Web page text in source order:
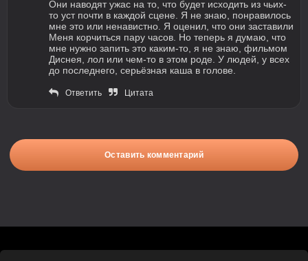
Они наводят ужас на то, что будет исходить из чьих-
то уст почти в каждой сцене. Я не знаю, понравилось
мне это или ненавистно. Я оценил, что они заставили
Меня корчиться пару часов. Но теперь я думаю, что
мне нужно запить это каким-то, я не знаю, фильмом
Диснея, лол или чем-то в этом роде. У людей, у всех
до последнего, серьёзная каша в голове.
Ответить Цитата
Оставить комментарий